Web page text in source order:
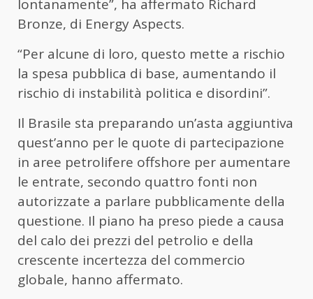
lontanamente”, ha affermato Richard
Bronze, di Energy Aspects.
“Per alcune di loro, questo mette a rischio
la spesa pubblica di base, aumentando il
rischio di instabilità politica e disordini”.
Il Brasile sta preparando un’asta aggiuntiva
quest’anno per le quote di partecipazione
in aree petrolifere offshore per aumentare
le entrate, secondo quattro fonti non
autorizzate a parlare pubblicamente della
questione. Il piano ha preso piede a causa
del calo dei prezzi del petrolio e della
crescente incertezza del commercio
globale, hanno affermato.